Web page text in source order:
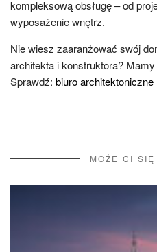
kompleksową obsługę – od
wyposażenie wnętrz.
Nie wiesz zaaranżować swój
architekta i konstruktora?
Sprawdź: biuro architektoniczne
MOŻE CI SIĘ